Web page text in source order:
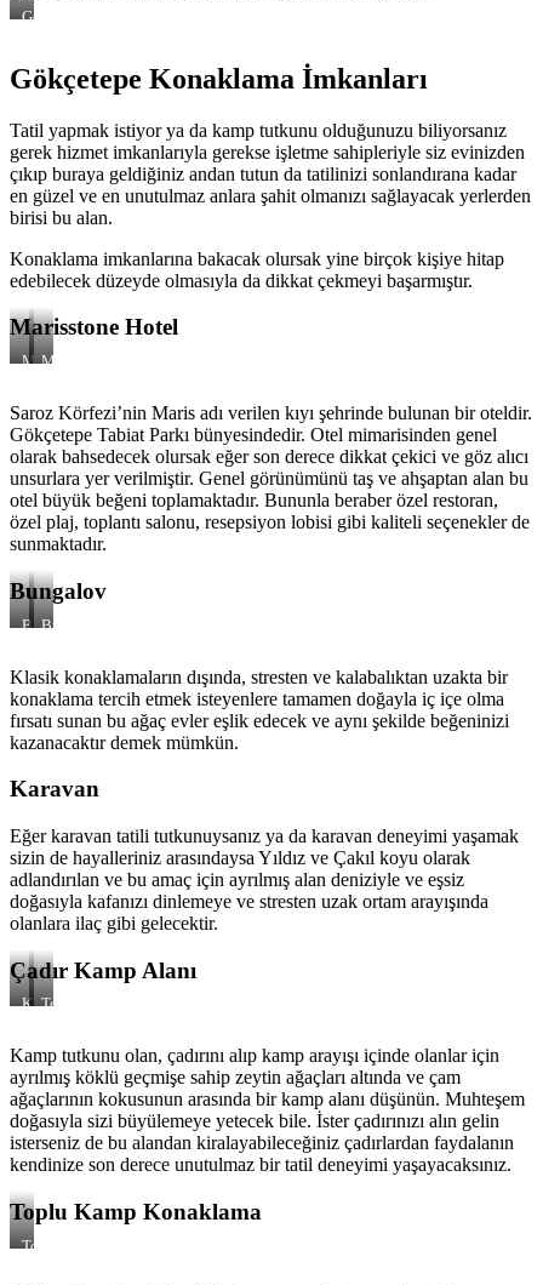
Gökçetepe
Gökçetepe Konaklama İmkanları
Tatil yapmak istiyor ya da kamp tutkunu olduğunuzu biliyorsanız
gerek hizmet imkanlarıyla gerekse işletme sahipleriyle siz evinizden
çıkıp buraya geldiğiniz andan tutun da tatilinizi sonlandırana kadar
en güzel ve en unutulmaz anlara şahit olmanızı sağlayacak yerlerden
birisi bu alan.
Konaklama imkanlarına bakacak olursak yine birçok kişiye hitap
edebilecek düzeyde olmasıyla da dikkat çekmeyi başarmıştır.
Marisstone Hotel
Marisstone
Odası
Marisstone
Alanı
Saroz Körfezi’nin Maris adı verilen kıyı şehrinde bulunan bir oteldir.
Gökçetepe Tabiat Parkı bünyesindedir. Otel mimarisinden genel
olarak bahsedecek olursak eğer son derece dikkat çekici ve göz alıcı
unsurlara yer verilmiştir. Genel görünümünü taş ve ahşaptan alan bu
otel büyük beğeni toplamaktadır. Bununla beraber özel restoran,
özel plaj, toplantı salonu, resepsiyon lobisi gibi kaliteli seçenekler de
sunmaktadır.
Bungalov
Bungalov
Yüzü
Bungalov
Klasik konaklamaların dışında, stresten ve kalabalıktan uzakta bir
konaklama tercih etmek isteyenlere tamamen doğayla iç içe olma
fırsatı sunan bu ağaç evler eşlik edecek ve aynı şekilde beğeninizi
kazanacaktır demek mümkün.
Karavan
Eğer karavan tatili tutkunuysanız ya da karavan deneyimi yaşamak
sizin de hayalleriniz arasındaysa Yıldız ve Çakıl koyu olarak
adlandırılan ve bu amaç için ayrılmış alan deniziyle ve eşsiz
doğasıyla kafanızı dinlemeye ve stresten uzak ortam arayışında
olanlara ilaç gibi gelecektir.
Çadır Kamp Alanı
KılTente
Kamp tutkunu olan, çadırını alıp kamp arayışı içinde olanlar için
ayrılmış köklü geçmişe sahip zeytin ağaçları altında ve çam
ağaçlarının kokusunun arasında bir kamp alanı düşünün. Muhteşem
doğasıyla sizi büyülemeye yetecek bile. İster çadırınızı alın gelin
isterseniz de bu alandan kiralayabileceğiniz çadırlardan faydalanın
kendinize son derece unutulmaz bir tatil deneyimi yaşayacaksınız.
Toplu Kamp Konaklama
Toplu